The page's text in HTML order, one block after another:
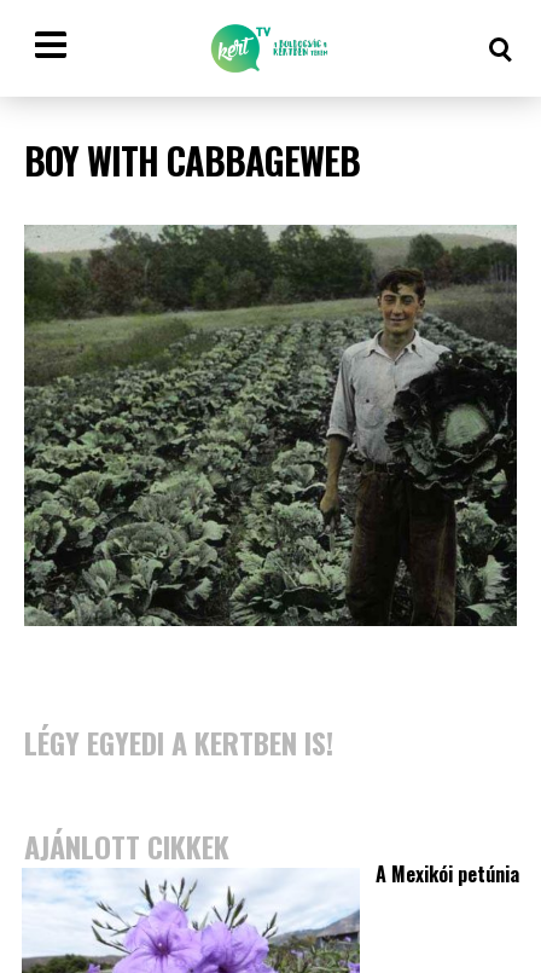
BOY WITH CABBAGEWEB
LÉGY EGYEDI A KERTBEN IS!
AJÁNLOTT CIKKEK
A Mexikói petúnia